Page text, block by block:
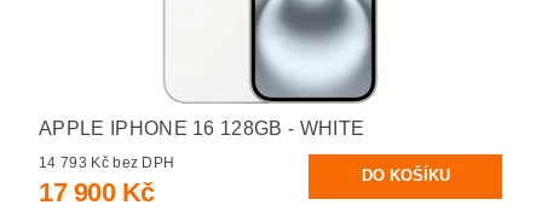
APPLE IPHONE 16 128GB - WHITE
14 793 Kč bez DPH
17 900 Kč